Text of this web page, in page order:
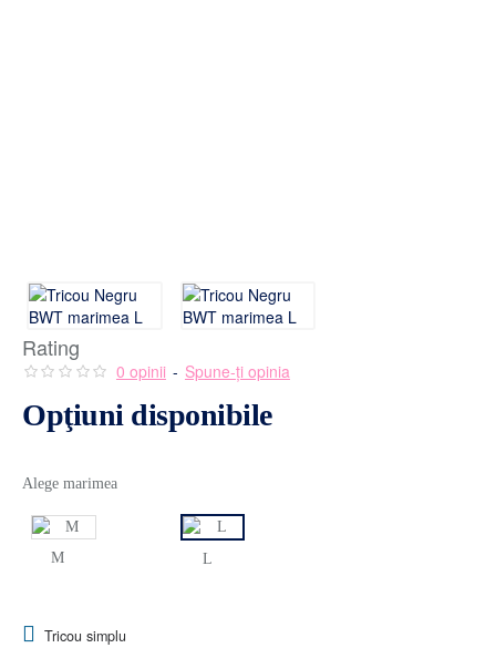
Tricou simplu
Rating
0 opinii - Spune-ţi opinia
Opţiuni disponibile
Alege marimea
M L